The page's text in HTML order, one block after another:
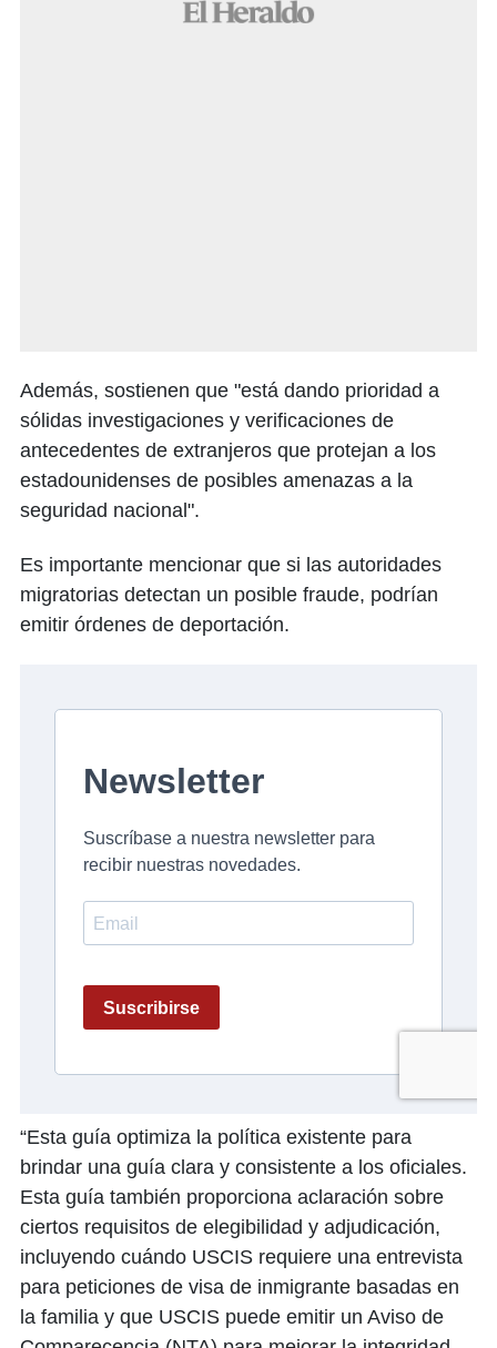
Además, sostienen que "está dando prioridad a
sólidas investigaciones y verificaciones de
antecedentes de extranjeros que protejan a los
estadounidenses de posibles amenazas a la
seguridad nacional".
Es importante mencionar que si las autoridades
migratorias detectan un posible fraude, podrían
emitir órdenes de deportación.
“Esta guía optimiza la política existente para
brindar una guía clara y consistente a los oficiales.
Esta guía también proporciona aclaración sobre
ciertos requisitos de elegibilidad y adjudicación,
incluyendo cuándo USCIS requiere una entrevista
para peticiones de visa de inmigrante basadas en
la familia y que USCIS puede emitir un Aviso de